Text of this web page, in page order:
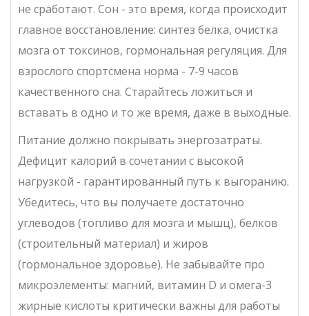
не сработают. Сон - это время, когда происходит
главное восстановление: синтез белка, очистка
мозга от токсинов, гормональная регуляция. Для
взрослого спортсмена норма - 7-9 часов
качественного сна. Старайтесь ложиться и
вставать в одно и то же время, даже в выходные.
Питание должно покрывать энергозатраты.
Дефицит калорий в сочетании с высокой
нагрузкой - гарантированный путь к выгоранию.
Убедитесь, что вы получаете достаточно
углеводов (топливо для мозга и мышц), белков
(строительный материал) и жиров
(гормональное здоровье). Не забывайте про
микроэлементы: магний, витамин D и омега-3
жирные кислоты критически важны для работы